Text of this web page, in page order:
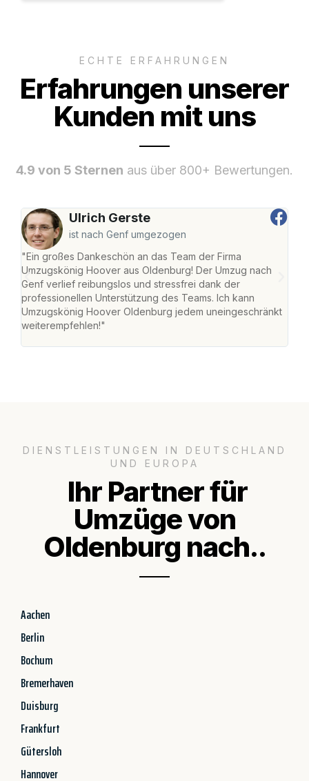
ECHTE ERFAHRUNGEN
Erfahrungen unserer
Kunden mit uns
4.9 von 5 Sternen aus über 800+ Bewertungen.
Ulrich Gerste
ist nach Genf umgezogen
"Ein großes Dankeschön an das Team der Firma
Umzugskönig Hoover aus Oldenburg! Der Umzug nach
Genf verlief reibungslos und stressfrei dank der
professionellen Unterstützung des Teams. Ich kann
Umzugskönig Hoover Oldenburg jedem uneingeschränkt
weiterempfehlen!"
DIENSTLEISTUNGEN IN DEUTSCHLAND
UND EUROPA
Ihr Partner für
Umzüge von
Oldenburg nach..
Aachen
Berlin
Bochum
Bremerhaven
Duisburg
Frankfurt
Gütersloh
Hannover